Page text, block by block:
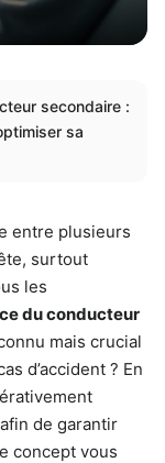
secondaire :
sa
entre plusieurs
surtout
les
du conducteur
mais crucial
d’accident ? En
de garantir
concept vous